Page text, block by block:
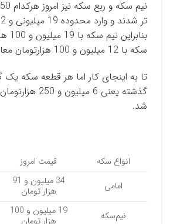
سکه با 12 میلیون و 100 هزارتومان معامله شدند.
تا به اینجای کار اما هر قطعه سکه یک
گذشته یعنی 6
شد.
انواع سکه قیمت امروز
امامی
34 میلیون و 91
هزار تومان
نیم‌سکه
19 میلیون و 100
هزار تومان